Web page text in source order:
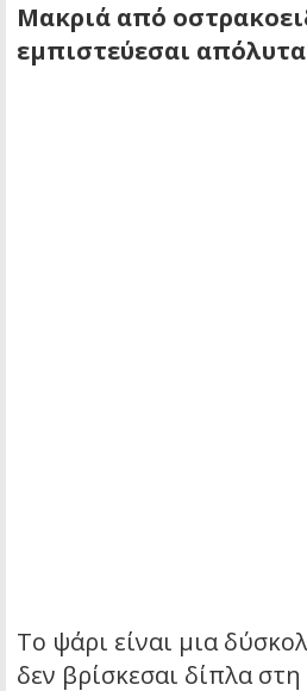
Μακριά από
εμπιστεύεσαι
Το ψάρι είναι μια
δεν βρίσκεσαι δίπλα